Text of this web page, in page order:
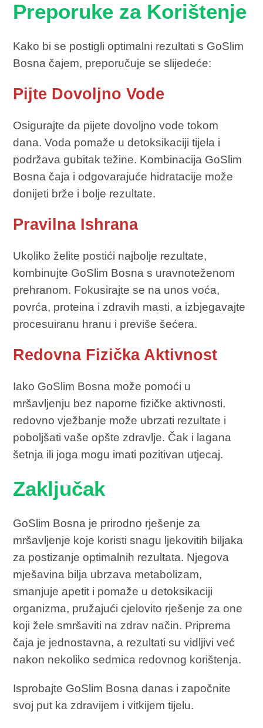
Preporuke za Korištenje
Kako bi se postigli optimalni rezultati s GoSlim
Bosna čajem, preporučuje se slijedeće:
Pijte Dovoljno Vode
Osigurajte da pijete dovoljno vode tokom
dana. Voda pomaže u detoksikaciji tijela i
podržava gubitak težine. Kombinacija GoSlim
Bosna čaja i odgovarajuće hidratacije može
donijeti brže i bolje rezultate.
Pravilna Ishrana
Ukoliko želite postići najbolje rezultate,
kombinujte GoSlim Bosna s uravnoteženom
prehranom. Fokusirajte se na unos voća,
povrća, proteina i zdravih masti, a izbjegavajte
procesuiranu hranu i previše šećera.
Redovna Fizička Aktivnost
Iako GoSlim Bosna može pomoći u
mršavljenju bez naporne fizičke aktivnosti,
redovno vježbanje može ubrzati rezultate i
poboljšati vaše opšte zdravlje. Čak i lagana
šetnja ili joga mogu imati pozitivan utjecaj.
Zaključak
GoSlim Bosna je prirodno rješenje za
mršavljenje koje koristi snagu ljekovitih biljaka
za postizanje optimalnih rezultata. Njegova
mješavina bilja ubrzava metabolizam,
smanjuje apetit i pomaže u detoksikaciji
organizma, pružajući cjelovito rješenje za one
koji žele smršaviti na zdrav način. Priprema
čaja je jednostavna, a rezultati su vidljivi već
nakon nekoliko sedmica redovnog korištenja.
Isprobajte GoSlim Bosna danas i započnite
svoj put ka zdravijem i vitkijem tijelu.